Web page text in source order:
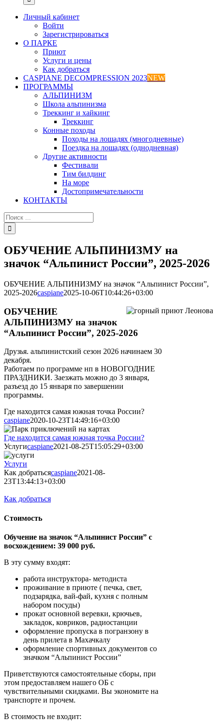
Личный кабинет
Войти
Зарегистрироваться
О ПАРКЕ
Приют
Услуги и цены
Как добраться
CASPIANE DECOMPRESSION 2023NEW
ПРОГРАММЫ
АЛЬПИНИЗМ
Школа альпинизма
Треккинг и хайкинг
Треккинг
Конные походы
Походы на лошадях (многодневные)
Поездка на лошадях (однодневная)
Другие активности
Фестивали
Тим билдинг
На море
Достопримечательности
КОНТАКТЫ
Результат
поиска:
ОБУЧЕНИЕ АЛЬПИНИЗМУ на
значок “Альпинист России”, 2025-2026
ОБУЧЕНИЕ АЛЬПИНИЗМУ на значок “Альпинист России”,
2025-2026caspiane2025-10-06T10:44:26+03:00
ОБУЧЕНИЕ
АЛЬПИНИЗМУ на значок
“Альпинист России”, 2025-2026
Друзья. альпинистский сезон 2026 начинаем 30
декабря.
Работаем по программе нп в НОВОГОДНИЕ
ПРАЗДНИКИ. Заезжать можно до 3 января,
разъезд до 15 января по завершении
программы.
Где находится самая южная точка России?
caspiane2020-10-23T14:49:16+03:00
Где находится самая южная точка России?
Услугиcaspiane2021-08-25T15:05:29+03:00
Услуги
Как добратьсяcaspiane2021-08-
23T13:44:13+03:00
Как добраться
Стоимость
Обучение на значок “Альпинист России” с
восхождением: 39 000 руб.
В эту сумму входят:
работа инструктора- методиста
проживание в приюте ( печка, свет,
подзарядка, вай-фай, кухня с полным
набором посуды)
прокат основной веревки, крючьев,
закладок, ковриков, радиостанции
оформление пропуска в погранзону в
день прилета в Махачкалу
оформление спортивных документов со
значком “Альпинист России”
Приветствуются самостоятельные сборы, при
этом предоставляем нашего ОБ с
чувствительными скидками. Вы экономите на
транспорте и прочем.
В стоимость не входит: